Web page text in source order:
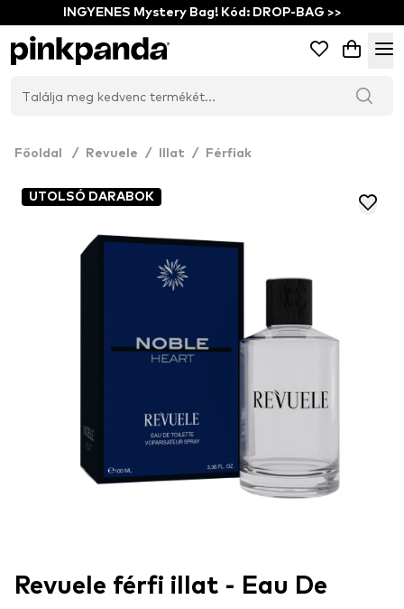
INGYENES Mystery Bag! Kód: DROP-BAG >>
Főoldal / Revuele / Illat / Férfiak
UTOLSÓ DARABOK
Revuele férfi illat - Eau De